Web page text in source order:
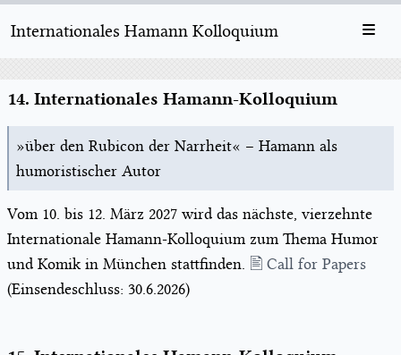
Internationales Hamann Kolloquium
14. Internationales Hamann-Kolloquium
»über den Rubicon der Narrheit« – Hamann als
humoristischer Autor
Vom 10. bis 12. März 2027 wird das nächste, vierzehnte
Internationale Hamann-Kolloquium zum Thema Humor
und Komik in München stattfinden. 🖹 Call for Papers
(Einsendeschluss: 30.6.2026)